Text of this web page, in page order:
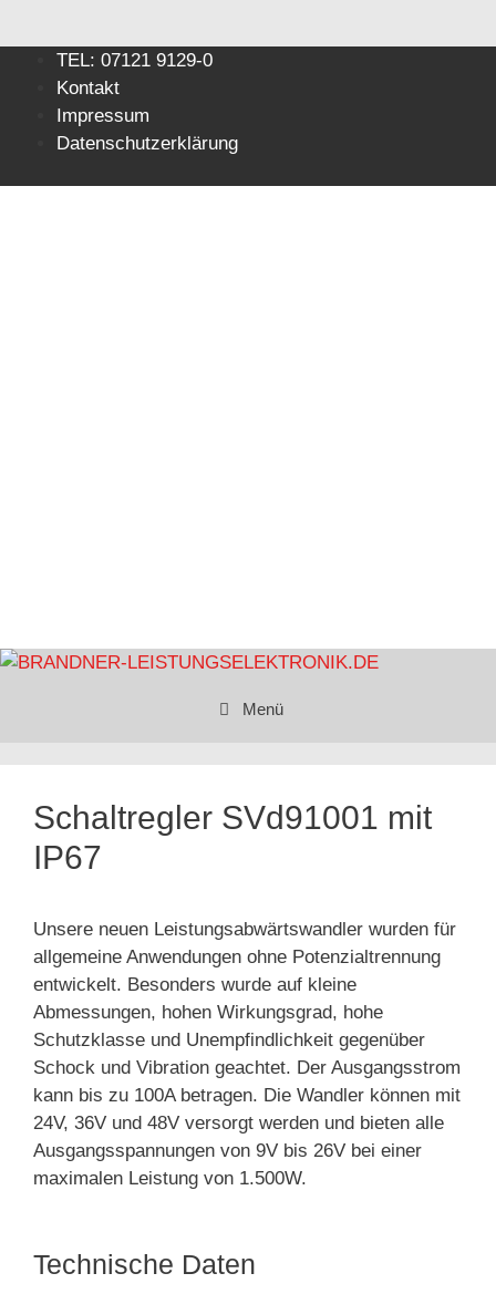
springen
TEL: 07121 9129-0
Kontakt
Impressum
Datenschutzerklärung
Menü
Schaltregler SVd91001 mit
IP67
Unsere neuen Leistungsabwärtswandler wurden für
allgemeine Anwendungen ohne Potenzialtrennung
entwickelt. Besonders wurde auf kleine
Abmessungen, hohen Wirkungsgrad, hohe
Schutzklasse und Unempfindlichkeit gegenüber
Schock und Vibration geachtet. Der Ausgangsstrom
kann bis zu 100A betragen. Die Wandler können mit
24V, 36V und 48V versorgt werden und bieten alle
Ausgangsspannungen von 9V bis 26V bei einer
maximalen Leistung von 1.500W.
Technische Daten